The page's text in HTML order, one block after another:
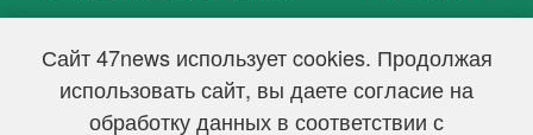
Сайт 47news использует cookies. Продолжая
использовать сайт, вы даете согласие на
обработку данных в соответствии с
47 новостей (47 news)2005 — 2026 г.
Свидетельство о регистрации СМИ Эл № ФС 77-39848, выдано